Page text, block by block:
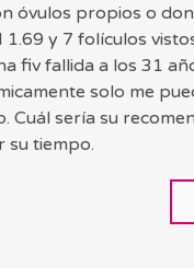
óvulos propios o
y 7 folículos
fiv fallida a los 31
solo me
Cuál sería su
su tiempo.